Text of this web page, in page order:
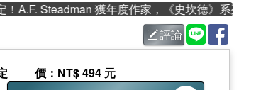
Steadman 獲年度作家，《史坎德》系列帶你
評論
價 ：NT$ 494 元